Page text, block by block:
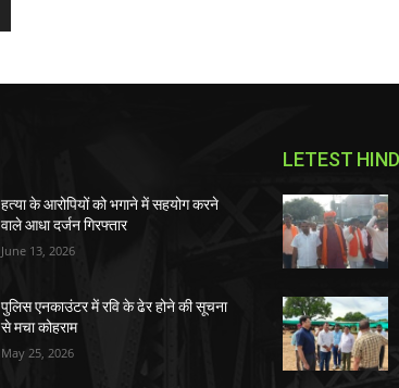
हत्या के आरोपियों को भगाने में सहयोग करने
वाले आधा दर्जन गिरफ्तार
June 13, 2026
पुलिस एनकाउंटर में रवि के ढेर होने की सूचना
से मचा कोहराम
May 25, 2026
LETEST